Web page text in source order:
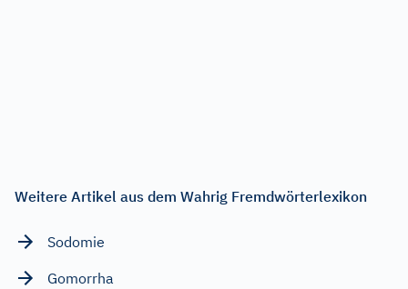
Weitere Artikel aus dem Wahrig Fremdwörterlexikon
Sodomie
Gomorrha